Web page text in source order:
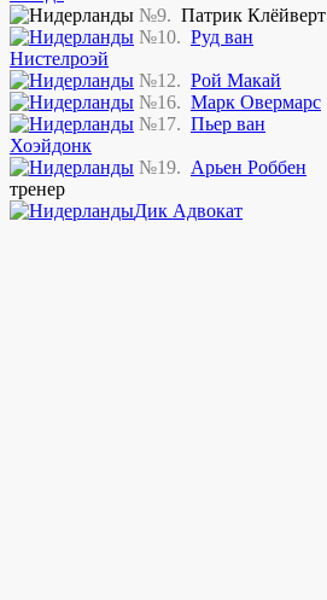
№9. Патрик Клёйверт
№10. Руд ван
Нистелроэй
№12. Рой Макай
№16. Марк Овермарс
№17. Пьер ван
Хоэйдонк
№19. Арьен Роббен
тренер
Дик Адвокат